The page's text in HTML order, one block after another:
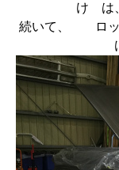
け
続いて、 ロ